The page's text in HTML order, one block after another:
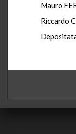
Mauro
Riccardo